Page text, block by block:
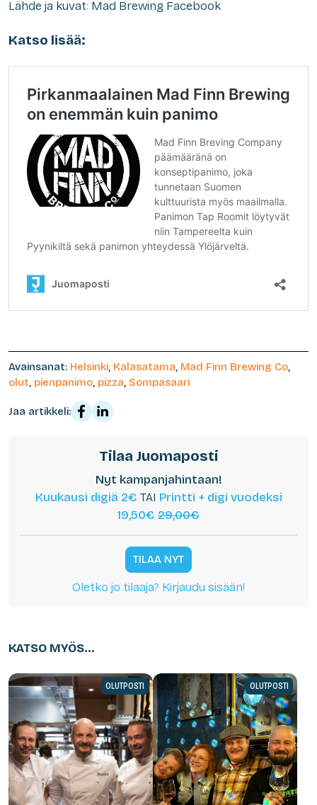
Lähde ja kuvat: Mad Brewing Facebook
Katso lisää:
Avainsanat: Helsinki Kalasatama Mad Finn Brewing Co
olut pienpanimo pizza Sompasaari
Jaa artikkeli:
Tilaa Juomaposti
Nyt kampanjahintaan!
Kuukausi digiä 2€ TAI Printti + digi vuodeksi
19,50€ 29,00€
TILAA NYT
Oletko jo tilaaja? Kirjaudu sisään!
KATSO MYÖS...
OLUTPOSTI OLUTPOSTI